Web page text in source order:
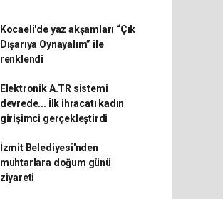
Kocaeli'de yaz akşamları “Çık
Dışarıya Oynayalım” ile
renklendi
Elektronik A.TR sistemi
devrede... İlk ihracatı kadın
girişimci gerçekleştirdi
İzmit Belediyesi'nden
muhtarlara doğum günü
ziyareti